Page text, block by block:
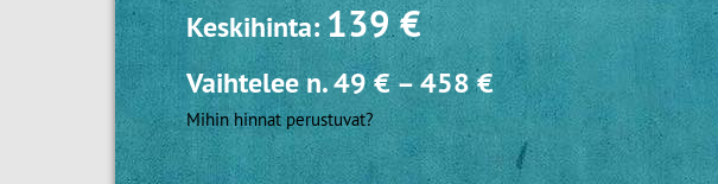
Keskihinta:139 €
Vaihtelee n.49 €–458 €
Mihin hinnat perustuvat?